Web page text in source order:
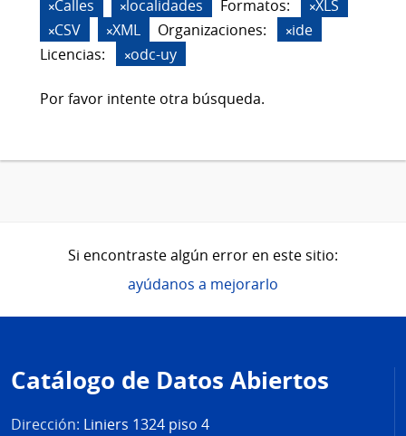
Calles
localidades Formatos:
XLS
CSV
XML Organizaciones:
ide
Licencias:
odc-uy
Por favor intente otra búsqueda.
Si encontraste algún error en este sitio:
ayúdanos a mejorarlo
de
página
Catálogo de Datos Abiertos
Dirección: Liniers 1324 piso 4